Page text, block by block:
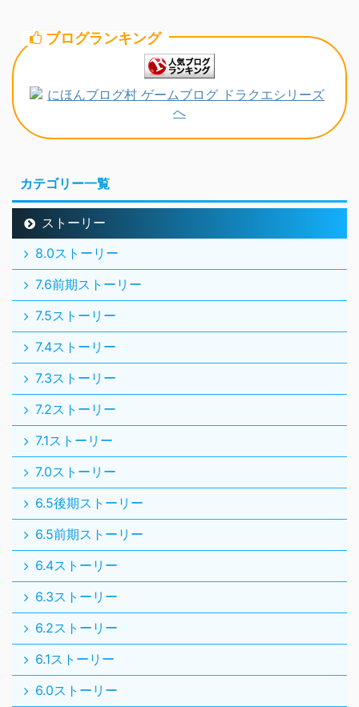
ブログランキング
カテゴリー一覧
ストーリー
8.0ストーリー
7.6前期ストーリー
7.5ストーリー
7.4ストーリー
7.3ストーリー
7.2ストーリー
7.1ストーリー
7.0ストーリー
6.5後期ストーリー
6.5前期ストーリー
6.4ストーリー
6.3ストーリー
6.2ストーリー
6.1ストーリー
6.0ストーリー